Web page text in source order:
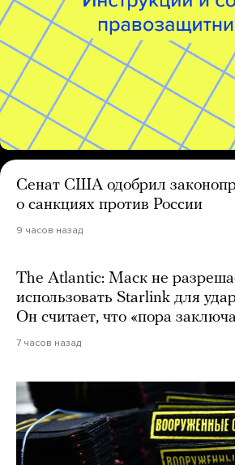
Сенат США одобрил
о санкциях против России
9 часов назад
The Atlantic: Маск не
использовать Starlink для
Он считает, что «пора
7 часов назад